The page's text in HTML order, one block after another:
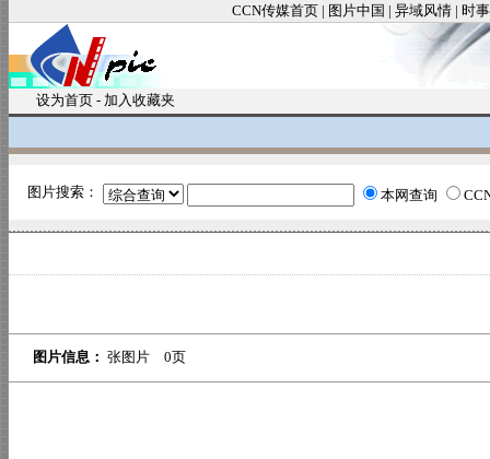
CCN传媒首页 | 图片中国 | 异域风情 | 时
设为首页 - 加入收藏夹
图片搜索： 本网查询
图片信息： 张图片 0页